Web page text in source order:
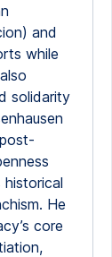
and
while
solidarity
historical
He
core